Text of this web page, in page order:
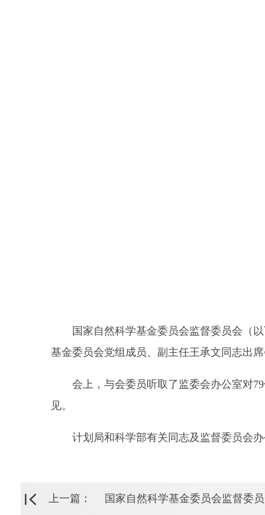
国家自然科学基金委员会监督委员会（以
基金委员会党组成员、副主任王承文同志出
会上，与会委员听取了监委会办公室对79
见。
计划局和科学部有关同志及监督委员会办
上一篇： 国家自然科学基金委员会监督委